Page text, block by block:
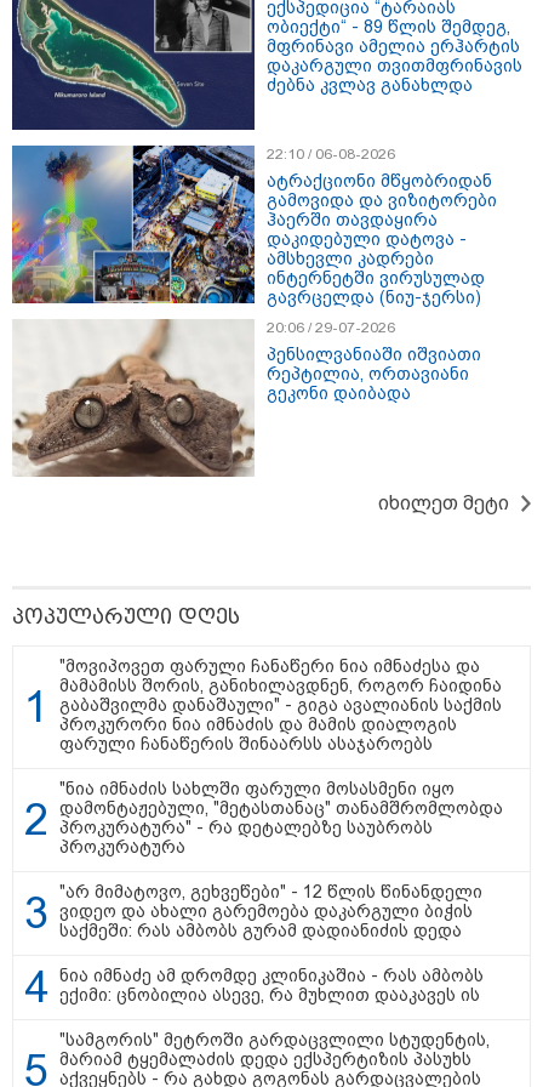
Tower Group და BREEAM - ხარისხის საერთაშორისო
სტანდარტი ქართულ დეველოპმენტში
"სტუმართმოყვარე ხალხი ვართ - რუსს, ყაზახს,
უკრაინელს, შვეიცარიელს, იტალიელს, ამერიკელს,
შეუძლია ჩამოვიდეს, დახარჯოს ფული... არავინ
შეზღუდული არაა" - კალაძე
17:24 / 07-08-2026
"მარტო როცა ვარ, ხშირად
ველაპარაკები, ვიცი, რომ
მისმენს, ვფიქრობ, თავზე
ხომ არ ვაჩვენებ ცრემლებს" -
გიორგი კეკელიძე გმირი
ექსპედიცია “ტარაიას
ობიექტი“ - 89 წლის შემდეგ,
მფრინავი ამელია ერჰარტის
დაკარგული თვითმფრინავის
ძებნა კვლავ განახლდა
22:10 / 06-08-2026
ატრაქციონი მწყობრიდან
გამოვიდა და ვიზიტორები
ჰაერში თავდაყირა
დაკიდებული დატოვა -
ამსხევლი კადრები
ინტერნეტში ვირუსულად
გავრცელდა (ნიუ-ჯერსი)
20:06 / 29-07-2026
პენსილვანიაში იშვიათი
რეპტილია, ორთავიანი
გეკონი დაიბადა
იხილეთ მეტი
პოპულარული დღეს
"მოვიპოვეთ ფარული ჩანაწერი ნია იმნაძესა და
მამამისს შორის, განიხილავდნენ, როგორ ჩაიდინა
გაბაშვილმა დანაშაული" - გიგა ავალიანის საქმის
პროკურორი ნია იმნაძის და მამის დიალოგის
ფარული ჩანაწერის შინაარსს ასაჯაროებს
"ნია იმნაძის სახლში ფარული მოსასმენი იყო
დამონტაჟებული, "მეტასთანაც" თანამშრომლობდა
პროკურატურა" - რა დეტალებზე საუბრობს
პროკურატურა
"არ მიმატოვო, გეხვეწები" - 12 წლის წინანდელი
ვიდეო და ახალი გარემოება დაკარგული ბიჭის
საქმეში: რას ამბობს გურამ დადიანიძის დედა
ნია იმნაძე ამ დრომდე კლინიკაშია - რას ამბობს
ექიმი: ცნობილია ასევე, რა მუხლით დააკავეს ის
"სამგორის" მეტროში გარდაცვლილი სტუდენტის,
მარიამ ტყემალაძის დედა ექსპერტიზის პასუხს
აქვეყნებს - რა გახდა გოგონას გარდაცვალების